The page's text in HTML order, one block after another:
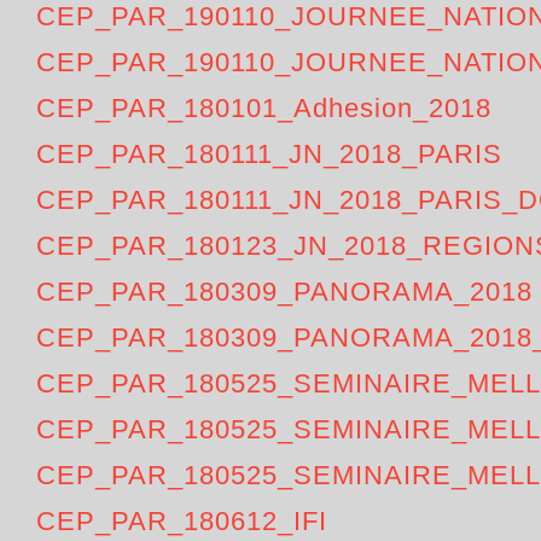
CEP_PAR_180101_Adhesion_2018
CEP_PAR_180111_JN_2018_PARIS
CEP_PAR_180309_PANORAMA_2018
CEP_PAR_180612_IFI